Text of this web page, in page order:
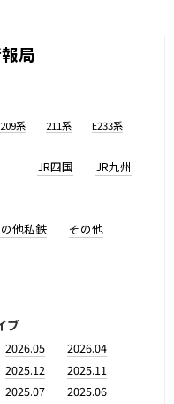
局
209系 211系 E233系
JR四国 JR九州
他私鉄 その他
ブ
2026.05
2026.04
2025.12
2025.11
2025.07
2025.06